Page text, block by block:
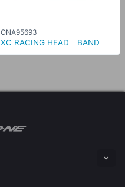
ONA95693
XC RACING HEAD BAND